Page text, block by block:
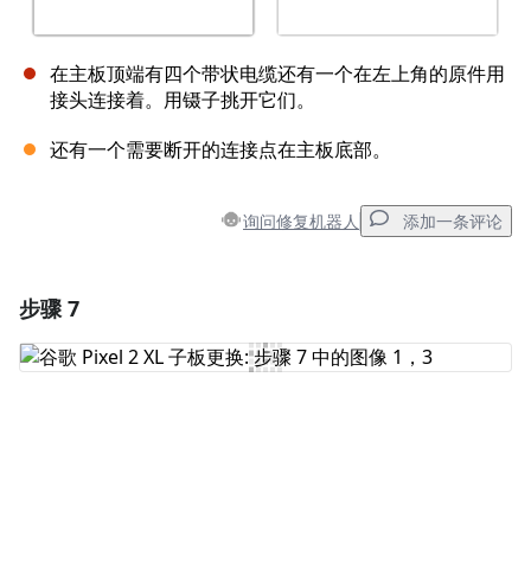
在主板顶端有四个带状电缆还有一个在左上角的原件用
接头连接着。用镊子挑开它们。
还有一个需要断开的连接点在主板底部。
询问修复机器人 添加一条评论
添加评论
步骤 7